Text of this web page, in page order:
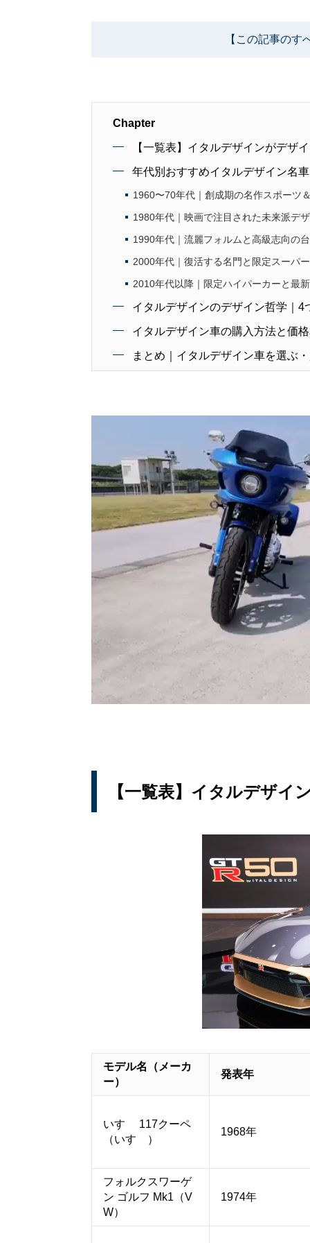
【この記事の
Chapter
【一覧表】イタルデザインがデザ
年代別おすすめイタルデザイン名
1960〜70年代｜創成期の名作スポーツ
1980年代｜映画で注目された未来派デ
1990年代｜流麗フォルムと高級志向の
2000年代｜復活する名門と限定スーパ
2010年代以降｜限定ハイパーカーと最
イタルデザインのデザイン哲学｜4
イタルデザイン車の購入方法と価
まとめ｜イタルデザイン車を選ぶ
【一覧表】イタルデザイ
モデル名（メーカ
ー）
発表年
いすゞ 117クーペ
（いすゞ）
1968年
フォルクスワーゲ
ン ゴルフ Mk1（V
W）
1974年